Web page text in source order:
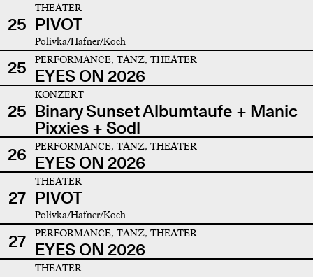
25
THEATER
PIVOT
Polivka/Hafner/Koch
25 PERFORMANCE, TANZ, THEATER
EYES ON 2026
25
KONZERT
Binary Sunset Albumtaufe + Manic
Pixxies + Sodl
26
PERFORMANCE, TANZ, THEATER
EYES ON 2026
27
THEATER
PIVOT
Polivka/Hafner/Koch
27 PERFORMANCE, TANZ, THEATER
EYES ON 2026
THEATER